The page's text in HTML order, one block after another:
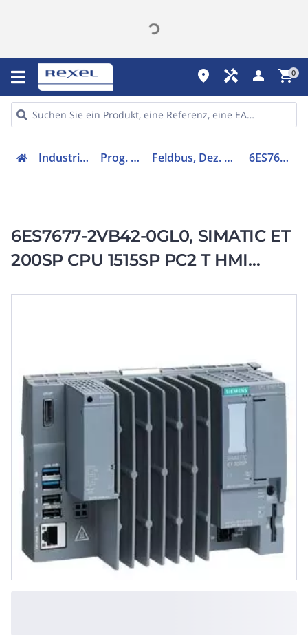
place handyman person shopping_cart0
Industriekomponenten Prog. Steuerungen Feldbus, Dez. Peripherie - Grundgerät 6ES76772VB420GL0
6ES7677-2VB42-0GL0, SIMATIC ET
200SP CPU 1515SP PC2 T HMI